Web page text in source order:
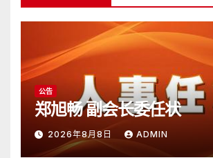
公告
郑旭畅 副会长委任状
2026年8月8日 ADMIN